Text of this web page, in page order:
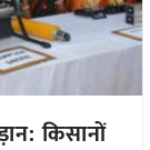
किसानों